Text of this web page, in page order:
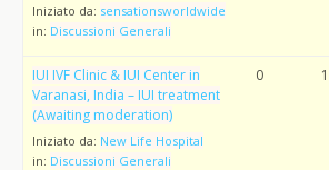
Iniziato da: sensationsworldwide
in: Discussioni Generali
IUI IVF Clinic & IUI Center in
Varanasi, India – IUI treatment
(Awaiting moderation)
Iniziato da: New Life Hospital
in: Discussioni Generali
0 1